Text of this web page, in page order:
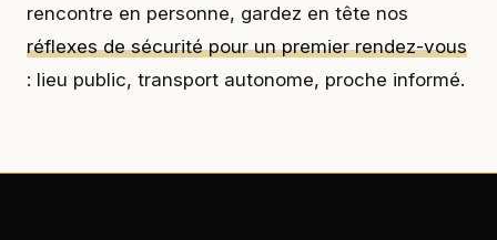
rencontre en personne, gardez en tête nos
réflexes de sécurité pour un premier rendez-vous
: lieu public, transport autonome, proche informé.